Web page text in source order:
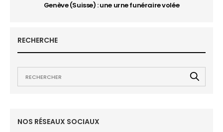
Genève (Suisse) : une urne funéraire volée
RECHERCHE
NOS RÉSEAUX SOCIAUX